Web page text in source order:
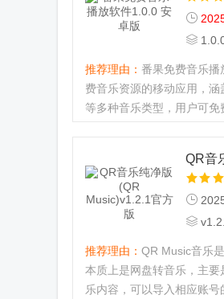
推荐理由： 番果免费音乐
费音乐资源的移动应用，
等多种音乐类型，用户可
1、在本站下载安装软...QR音
推荐理由： QR Music音乐
本质上是网盘转音乐，主
乐内容，可以导入相应账